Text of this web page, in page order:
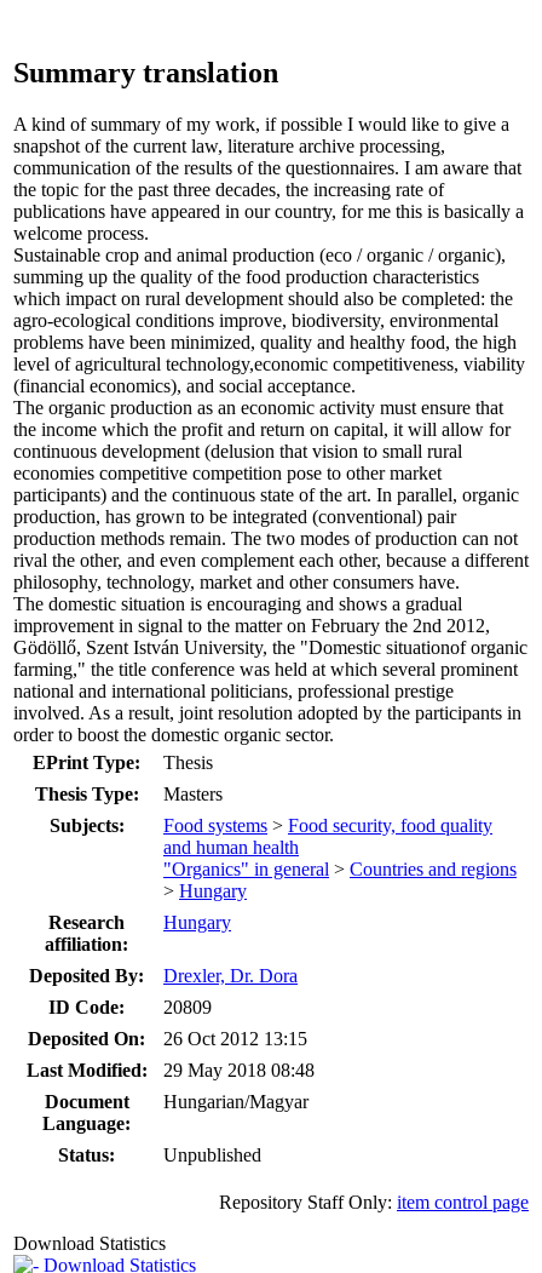
Summary translation
A kind of summary of my work, if possible I would like to give a
snapshot of the current law, literature archive processing,
communication of the results of the questionnaires. I am aware that
the topic for the past three decades, the increasing rate of
publications have appeared in our country, for me this is basically a
welcome process.
Sustainable crop and animal production (eco / organic / organic),
summing up the quality of the food production characteristics
which impact on rural development should also be completed: the
agro-ecological conditions improve, biodiversity, environmental
problems have been minimized, quality and healthy food, the high
level of agricultural technology,economic competitiveness, viability
(financial economics), and social acceptance.
The organic production as an economic activity must ensure that
the income which the profit and return on capital, it will allow for
continuous development (delusion that vision to small rural
economies competitive competition pose to other market
participants) and the continuous state of the art. In parallel, organic
production, has grown to be integrated (conventional) pair
production methods remain. The two modes of production can not
rival the other, and even complement each other, because a different
philosophy, technology, market and other consumers have.
The domestic situation is encouraging and shows a gradual
improvement in signal to the matter on February the 2nd 2012,
Gödöllő, Szent István University, the "Domestic situationof organic
farming," the title conference was held at which several prominent
national and international politicians, professional prestige
involved. As a result, joint resolution adopted by the participants in
order to boost the domestic organic sector.
EPrint Type:
Thesis
Thesis Type:
Masters
Subjects:
Food systems > Food security, food quality
and human health
"Organics" in general > Countries and regions
> Hungary
Research
affiliation:
Hungary
Deposited By:
Drexler, Dr. Dora
ID Code:
20809
Deposited On:
26 Oct 2012 13:15
Last Modified:
29 May 2018 08:48
Document
Language:
Hungarian/Magyar
Status: Unpublished
Repository Staff Only: item control page
Download Statistics
Download Statistics